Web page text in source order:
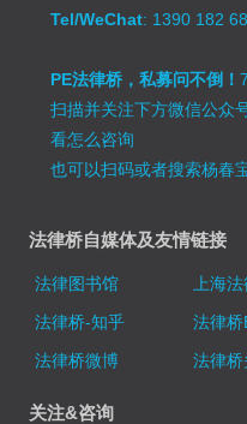
Tel/WeChat: 1390 182
PE法律桥，私募问不倒！
扫描并关注下方微信公众
看怎么咨询
也可以扫码或者搜索杨春
法律桥自媒体及友情链接
法律图书馆 上海
法律桥-知乎
法律桥
法律桥微博
法律桥
关注&咨询